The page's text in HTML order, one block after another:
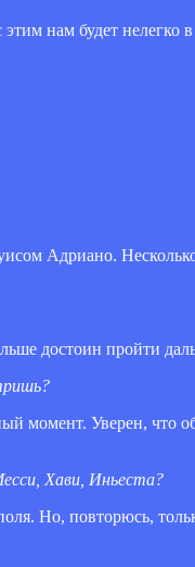
нам будет
Адриано.
достоин пройти
момент. Уверен, что
Хави, Иньеста?
Но, повторюсь,